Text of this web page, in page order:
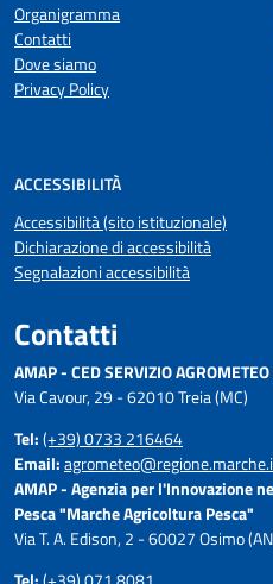
Organigramma
Contatti
Dove siamo
Privacy Policy
ACCESSIBILITÀ
Accessibilità (sito istituzionale)
Dichiarazione di accessibilità
Segnalazioni accessibilità
Contatti
AMAP - CED SERVIZIO
Via Cavour, 29 - 62010 Treia (MC)
Tel:(+39) 0733 216464
Email:
AMAP - Agenzia per l'Innovazione
Pesca "Marche Agricoltura Pesca"
Via T. A. Edison, 2 - 60027 Osimo